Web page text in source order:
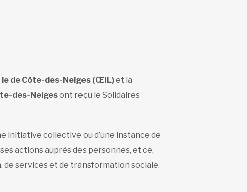
de Côte-des-Neiges (ŒIL)et la
des-Neigesont reçu le Solidaires
initiative collective ou d’une instance de
actions auprès des personnes, et ce,
services et de transformation sociale.